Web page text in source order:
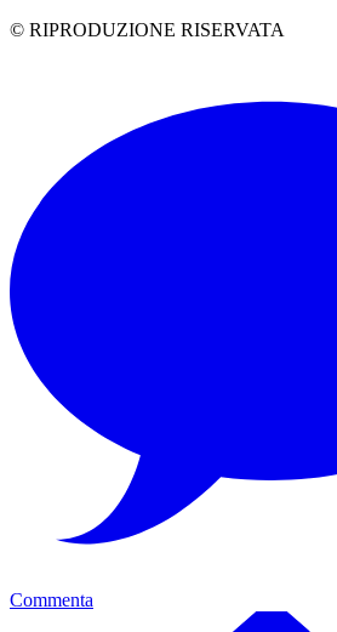
© RIPRODUZIONE RISERVATA
Commenta